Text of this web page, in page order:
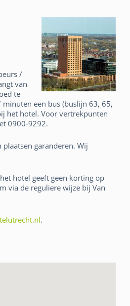
/
van
te
een bus (buslijn 63, 65,
het hotel. Voor vertrekpunten
0900-9292.
garanderen. Wij
hotel geeft geen korting op
via de reguliere wijze bij Van
.